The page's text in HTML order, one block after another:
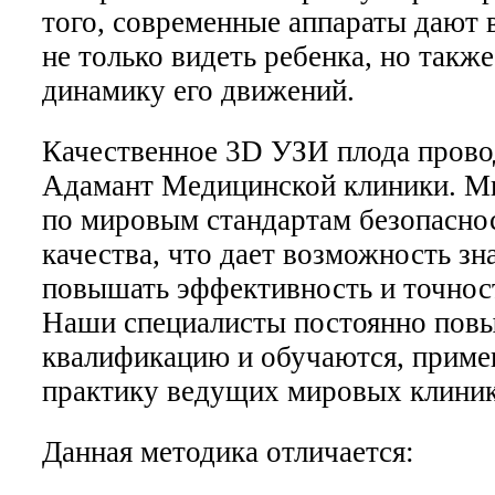
того, современные аппараты дают
не только видеть ребенка, но
динамику его движений.
Качественное 3D УЗИ плода
Адамант Медицинской клиники.
по мировым стандартам
качества, что дает возможность
повышать эффективность и
Наши специалисты постоянно
квалификацию и обучаются,
практику ведущих мировых
Данная методика отличается: